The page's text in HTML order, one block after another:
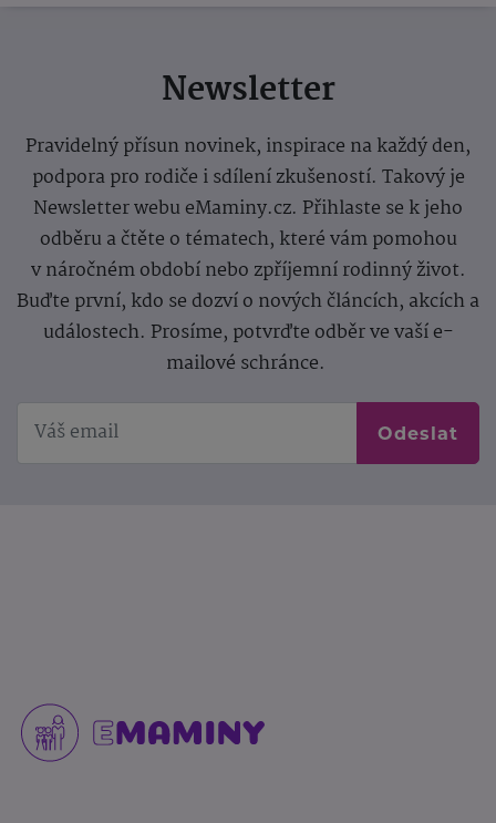
Newsletter
Pravidelný přísun novinek, inspirace na každý den,
podpora pro rodiče i sdílení zkušeností. Takový je
Newsletter webu eMaminy.cz. Přihlaste se k jeho
odběru a čtěte o tématech, které vám pomohou
v náročném období nebo zpříjemní rodinný život.
Buďte první, kdo se dozví o nových článcích, akcích a
událostech. Prosíme, potvrďte odběr ve vaší e-
mailové schránce.
Odeslat